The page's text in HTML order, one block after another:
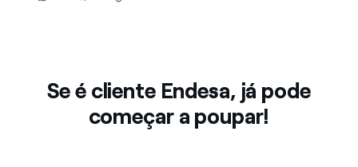
Se é cliente Endesa, já pode
começar a poupar!